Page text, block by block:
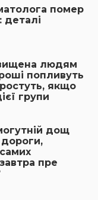
помер
деталі
людям
попливуть
якщо
групи
дощ
дороги,
пре